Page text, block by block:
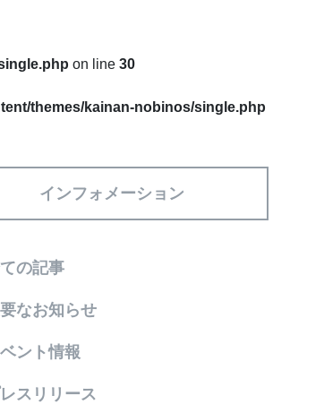
on line 30
themes/kainan-nobinos/single.php
インフォメーション
の記事
なお知らせ
ント情報
スリリース